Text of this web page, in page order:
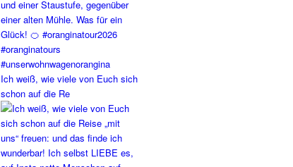
Ich weiß, wie viele von Euch sich
schon auf die Re